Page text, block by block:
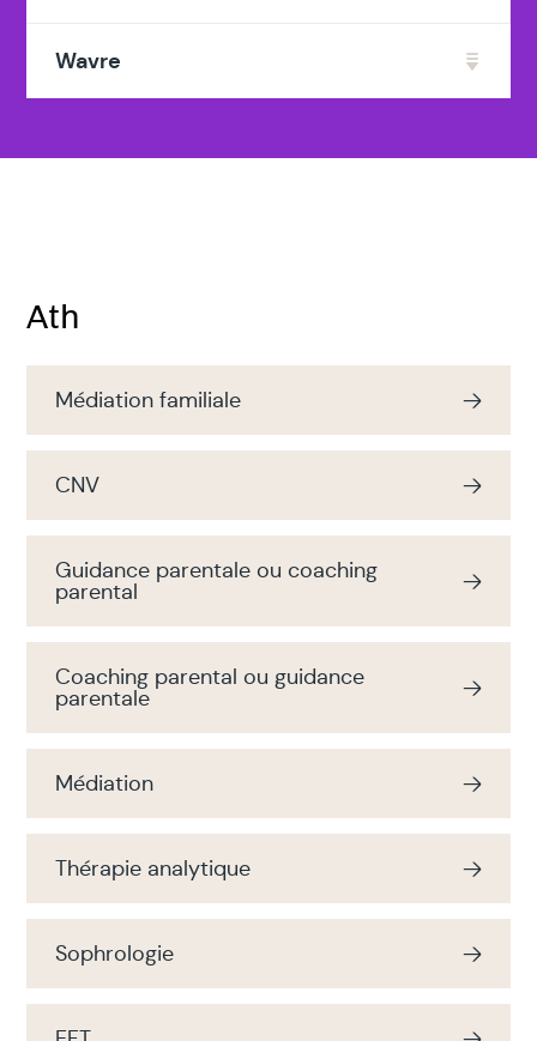
Wavre
centre
Ath
Médiation familiale
CNV
Guidance parentale ou coaching
parental
Coaching parental ou guidance
parentale
Médiation
Thérapie analytique
Sophrologie